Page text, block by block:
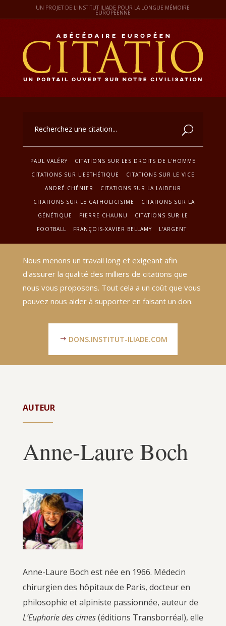
UN PROJET DE L'INSTITUT ILIADE POUR LA LONGUE MÉMOIRE
EUROPÉENNE
PAUL VALÉRY
CITATIONS SUR LES DROITS DE L'HOMME
CITATIONS SUR L'ESTHÉTIQUE
CITATIONS SUR LE VICE
ANDRÉ CHÉNIER
CITATIONS SUR LA LAIDEUR
CITATIONS SUR LE CATHOLICISIME
CITATIONS SUR LA
GÉNÉTIQUE
PIERRE CHAUNU
CITATIONS SUR LE
FOOTBALL
FRANÇOIS-XAVIER BELLAMY L'ARGENT
Nous menons un travail long et exigeant afin
d'assurer la qualité des milliers de citations que
nous vous proposons. Tout cela a un coût que vous
pouvez nous aider à supporter en faisant un don.
DONS.INSTITUT-ILIADE.COM
AUTEUR
Anne-Laure Boch
Anne-Laure Boch est née en 1966. Médecin
chirurgien des hôpitaux de Paris, docteur en
philosophie et alpiniste passionnée, auteur de
L’Euphorie des cimes(éditions Transborréal), elle